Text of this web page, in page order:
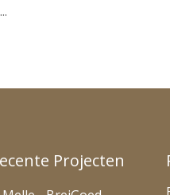
Projecten